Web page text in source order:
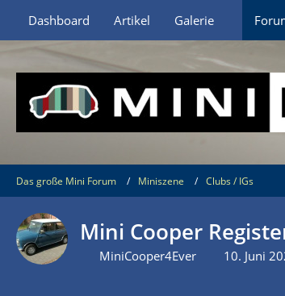
Dashboard Artikel Galerie
Das große Mini Forum Miniszene Clubs / IGs
Mini Cooper
MiniCooper4Ever 10. Juni